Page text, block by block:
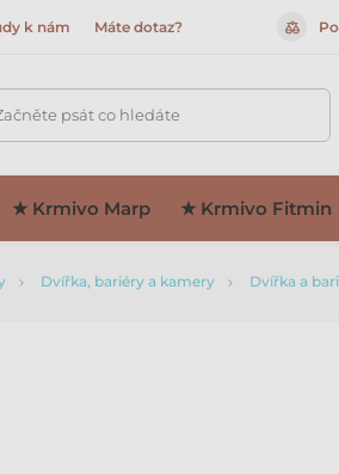
k nám Máte dotaz?
psát co hledáte
★ Krmivo Marp ★ Krmivo Fitmin
Dvířka, bariéry a kamery Dvířka a